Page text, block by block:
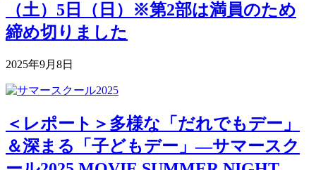
（土）5日（日）※第2部は満員のため
締め切りました
2025年9月8日
＜レポート＞多様な「だれでもデー」
＆深まる「子どもデー」―サマースク